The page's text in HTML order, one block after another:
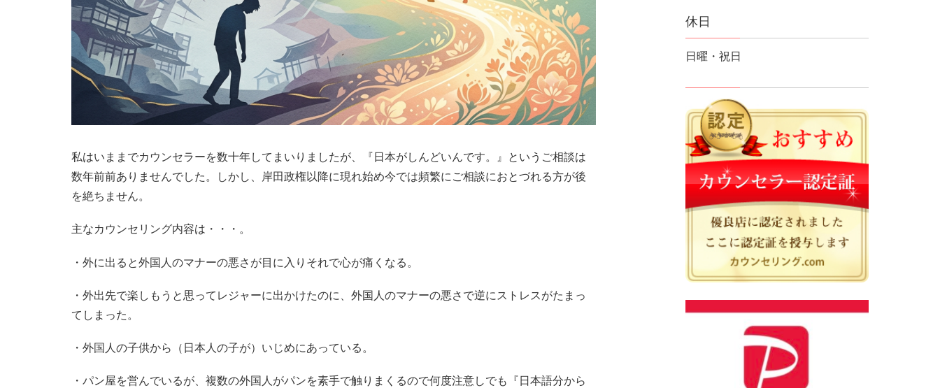
私はいままでカウンセラーを数十年してまいりましたが、『日本がしんどいんです。』というご相談は
数年前前ありませんでした。しかし、岸田政権以降に現れ始め今では頻繁にご相談におとづれる方が後
を絶ちません。
主なカウンセリング内容は・・・。
・外に出ると外国人のマナーの悪さが目に入りそれで心が痛くなる。
・外出先で楽しもうと思ってレジャーに出かけたのに、外国人のマナーの悪さで逆にストレスがたまっ
てしまった。
・外国人の子供から（日本人の子が）いじめにあっている。
・パン屋を営んでいるが、複数の外国人がパンを素手で触りまくるので何度注意しでも『日本語分から
休日
日曜・祝日